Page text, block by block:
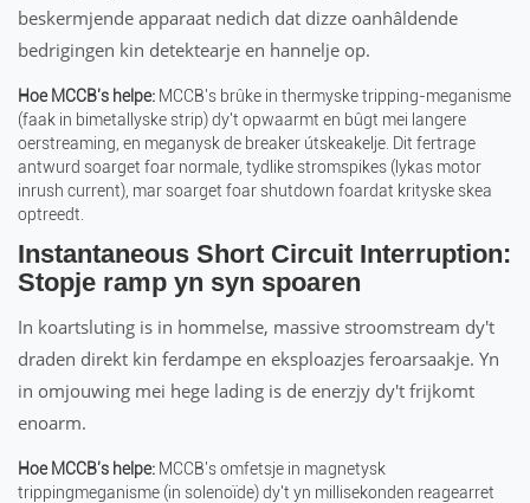
beskermjende apparaat nedich dat dizze oanhâldende
bedrigingen kin detektearje en hannelje op.
Hoe MCCB's helpe: MCCB's brûke in thermyske tripping-meganisme
(faak in bimetallyske strip) dy't opwaarmt en bûgt mei langere
oerstreaming, en meganysk de breaker útskeakelje. Dit fertrage
antwurd soarget foar normale, tydlike stromspikes (lykas motor
inrush current), mar soarget foar shutdown foardat krityske skea
optreedt.
Instantaneous Short Circuit Interruption:
Stopje ramp yn syn spoaren
In koartsluting is in hommelse, massive stroomstream dy't
draden direkt kin ferdampe en eksploazjes feroarsaakje. Yn
in omjouwing mei hege lading is de enerzjy dy't frijkomt
enoarm.
Hoe MCCB's helpe: MCCB's omfetsje in magnetysk
trippingmeganisme (in solenoïde) dy't yn millisekonden reagearret